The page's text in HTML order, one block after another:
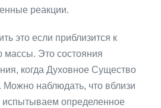
реакции.
это если приблизится к
Это состояния
когда Духовное Существо
Можно наблюдать, что вблизи
определенное